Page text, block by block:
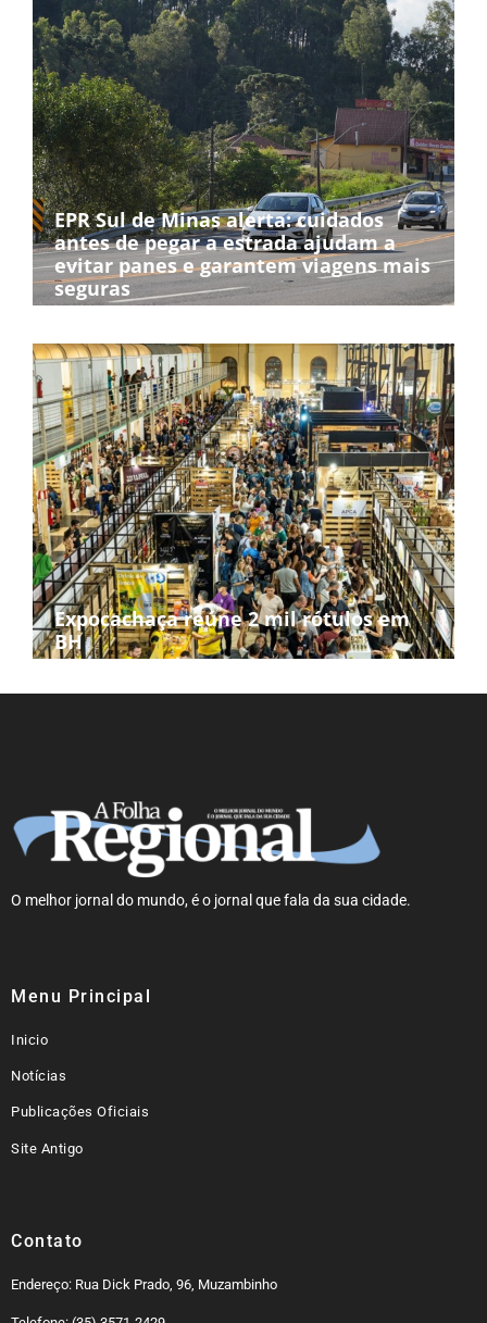
EPR Sul de Minas alerta: cuidados
antes de pegar a estrada ajudam a
evitar panes e garantem viagens mais
seguras
Expocachaça reúne 2 mil rótulos em
BH
O melhor jornal do mundo, é o jornal que fala da sua cidade.
Menu Principal
Inicio
Notícias
Publicações Oficiais
Site Antigo
Contato
Endereço: Rua Dick Prado, 96, Muzambinho